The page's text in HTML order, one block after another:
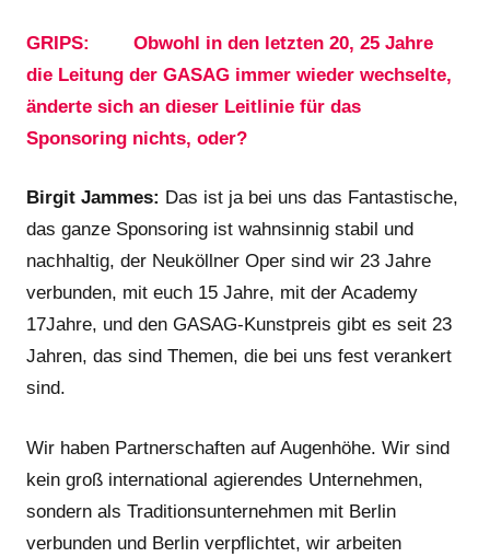
GRIPS: Obwohl in den letzten 20, 25 Jahre
die Leitung der GASAG immer wieder wechselte,
änderte sich an dieser Leitlinie für das
Sponsoring nichts, oder?
Birgit Jammes: Das ist ja bei uns das Fantastische,
das ganze Sponsoring ist wahnsinnig stabil und
nachhaltig, der Neuköllner Oper sind wir 23 Jahre
verbunden, mit euch 15 Jahre, mit der Academy
17Jahre, und den GASAG-Kunstpreis gibt es seit 23
Jahren, das sind Themen, die bei uns fest verankert
sind.
Wir haben Partnerschaften auf Augenhöhe. Wir sind
kein groß international agierendes Unternehmen,
sondern als Traditionsunternehmen mit Berlin
verbunden und Berlin verpflichtet, wir arbeiten